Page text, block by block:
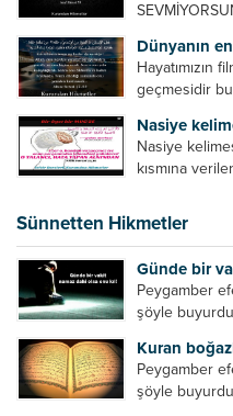
geliştirmeleri
tenkitlerde
olması
Dünyanın
Hayatımızın
geçmesidir
âyetlere
verilebilecek
Nasiye
Nasiye
kısmına
Beynin ön
denir. Bu
Sünnetten Hikmetler
Günde bir
Peygamber
şöyle
bir yere
toplantıdır....
Kuran
Peygamber
şöyle